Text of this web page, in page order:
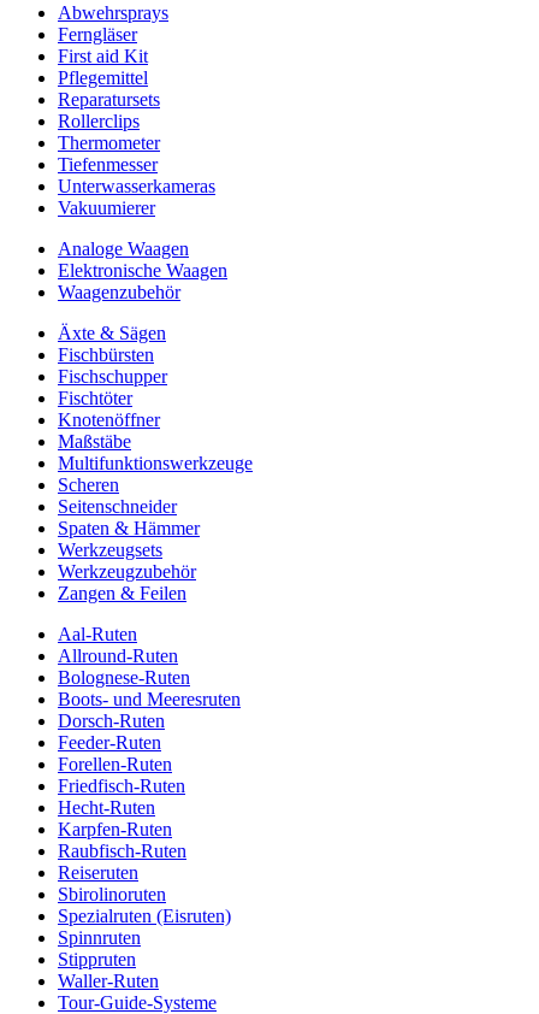
Abwehrsprays
Ferngläser
First aid Kit
Pflegemittel
Reparatursets
Rollerclips
Thermometer
Tiefenmesser
Unterwasserkameras
Vakuumierer
Analoge Waagen
Elektronische Waagen
Waagenzubehör
Äxte & Sägen
Fischbürsten
Fischschupper
Fischtöter
Knotenöffner
Maßstäbe
Multifunktionswerkzeuge
Scheren
Seitenschneider
Spaten & Hämmer
Werkzeugsets
Werkzeugzubehör
Zangen & Feilen
Aal-Ruten
Allround-Ruten
Bolognese-Ruten
Boots- und Meeresruten
Dorsch-Ruten
Feeder-Ruten
Forellen-Ruten
Friedfisch-Ruten
Hecht-Ruten
Karpfen-Ruten
Raubfisch-Ruten
Reiseruten
Sbirolinoruten
Spezialruten (Eisruten)
Spinnruten
Stippruten
Waller-Ruten
Tour-Guide-Systeme